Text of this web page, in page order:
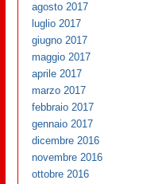
agosto 2017
luglio 2017
giugno 2017
maggio 2017
aprile 2017
marzo 2017
febbraio 2017
gennaio 2017
dicembre 2016
novembre 2016
ottobre 2016